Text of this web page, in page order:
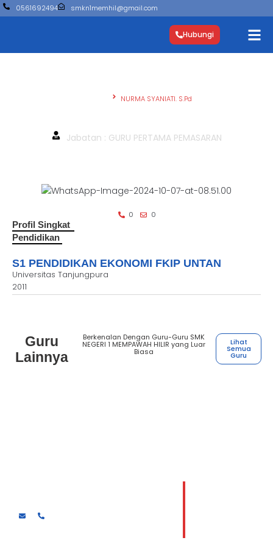
0561692494 smkn1memhil@gmail.com
Hubungi
NURMA SYANIATI. S.Pd
Jabatan : GURU PERTAMA PEMASARAN
0 0
Profil Singkat
Pendidikan
S1 PENDIDIKAN EKONOMI FKIP UNTAN
Universitas Tanjungpura
2011
Guru
Lainnya
Berkenalan Dengan Guru-Guru SMK
NEGERI 1 MEMPAWAH HILIR yang Luar
Biasa
Lihat
Semua
Guru